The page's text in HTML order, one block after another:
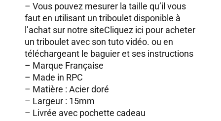
– Vous pouvez mesurer la taille qu’il vous
faut en utilisant un triboulet disponible à
l’achat sur notre siteCliquez ici pour acheter
un triboulet avec son tuto vidéo. ou en
téléchargeant le baguier et ses instructions
– Marque Française
– Made in RPC
– Matière : Acier doré
– Largeur : 15mm
– Livrée avec pochette cadeau